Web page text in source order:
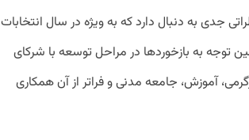
جدی به دنبال دارد که به ویژه در سال انتخابات
توجه به بازخورد‌ها در مراحل توسعه با شرکای
آموزش، جامعه مدنی و فراتر از آن همکاری